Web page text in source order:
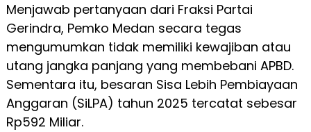
Menjawab pertanyaan dari Fraksi Partai
Gerindra, Pemko Medan secara tegas
mengumumkan tidak memiliki kewajiban atau
utang jangka panjang yang membebani APBD.
Sementara itu, besaran Sisa Lebih Pembiayaan
Anggaran (SiLPA) tahun 2025 tercatat sebesar
Rp592 Miliar.